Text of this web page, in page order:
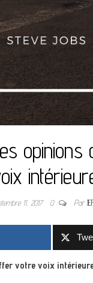
11, 2017 0 Par
votre voix